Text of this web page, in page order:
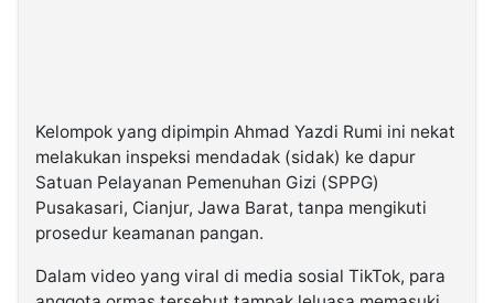
Kelompok yang dipimpin Ahmad Yazdi Rumi ini nekat
melakukan inspeksi mendadak (sidak) ke dapur
Satuan Pelayanan Pemenuhan Gizi (SPPG)
Pusakasari, Cianjur, Jawa Barat, tanpa mengikuti
prosedur keamanan pangan.
Dalam video yang viral di media sosial TikTok, para